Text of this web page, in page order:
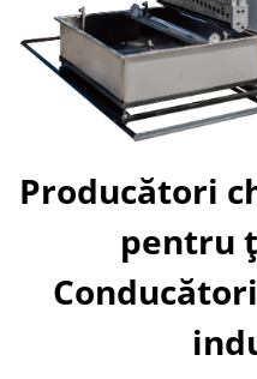
Producători
pentru